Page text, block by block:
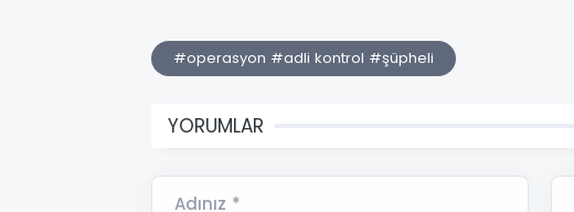
#operasyon #adli kontrol #şüpheli
YORUMLAR
Adınız *